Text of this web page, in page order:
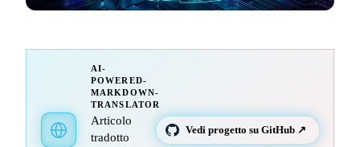
AI-
POWERED-
MARKDOWN-
TRANSLATOR
Articolo
tradotto
Vedi progetto su GitHub ↗